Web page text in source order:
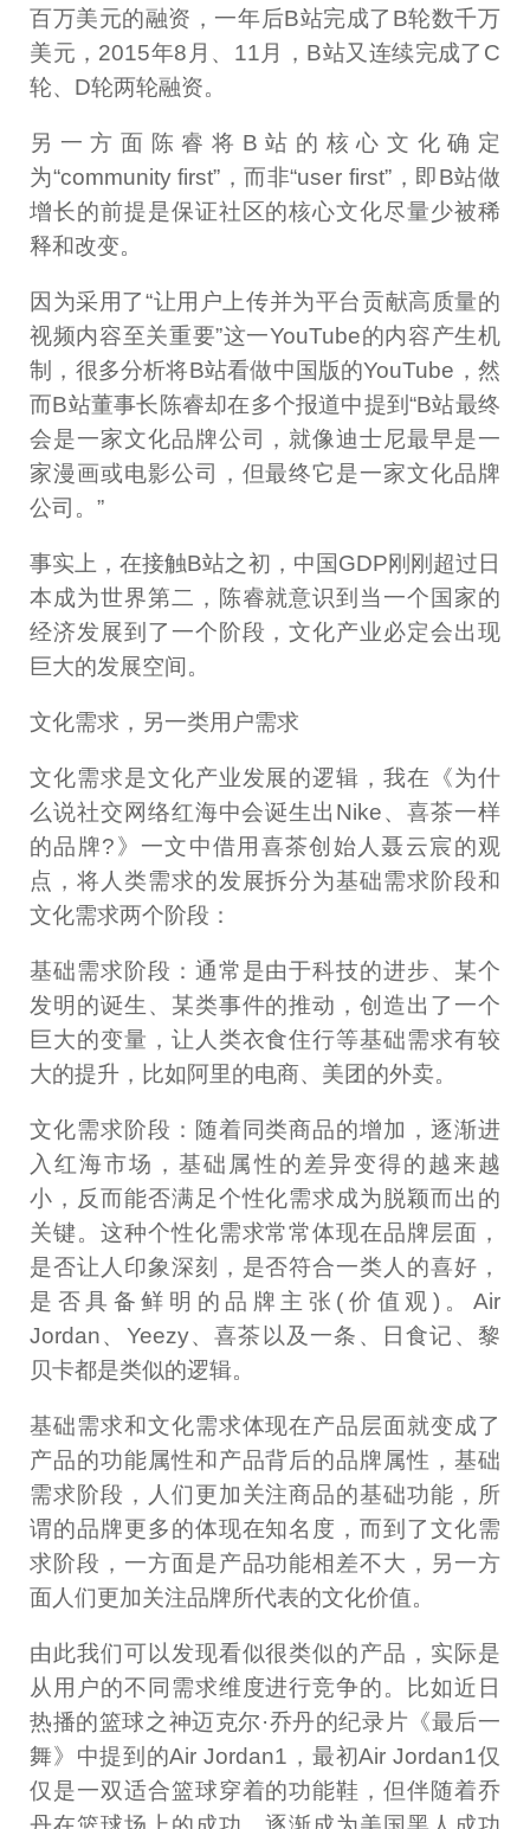
百万美元的融资，一年后B站完成了B轮数千万
美元，2015年8月、11月，B站又连续完成了C
轮、D轮两轮融资。
另一方面陈睿将B站的核心文化确定
为“community first”，而非“user first”，即B站做
增长的前提是保证社区的核心文化尽量少被稀
释和改变。
因为采用了“让用户上传并为平台贡献高质量的
视频内容至关重要”这一YouTube的内容产生机
制，很多分析将B站看做中国版的YouTube，然
而B站董事长陈睿却在多个报道中提到“B站最终
会是一家文化品牌公司，就像迪士尼最早是一
家漫画或电影公司，但最终它是一家文化品牌
公司。”
事实上，在接触B站之初，中国GDP刚刚超过日
本成为世界第二，陈睿就意识到当一个国家的
经济发展到了一个阶段，文化产业必定会出现
巨大的发展空间。
文化需求，另一类用户需求
文化需求是文化产业发展的逻辑，我在《为什
么说社交网络红海中会诞生出Nike、喜茶一样
的品牌?》一文中借用喜茶创始人聂云宸的观
点，将人类需求的发展拆分为基础需求阶段和
文化需求两个阶段：
基础需求阶段：通常是由于科技的进步、某个
发明的诞生、某类事件的推动，创造出了一个
巨大的变量，让人类衣食住行等基础需求有较
大的提升，比如阿里的电商、美团的外卖。
文化需求阶段：随着同类商品的增加，逐渐进
入红海市场，基础属性的差异变得的越来越
小，反而能否满足个性化需求成为脱颖而出的
关键。这种个性化需求常常体现在品牌层面，
是否让人印象深刻，是否符合一类人的喜好，
是否具备鲜明的品牌主张(价值观)。Air
Jordan、Yeezy、喜茶以及一条、日食记、黎
贝卡都是类似的逻辑。
基础需求和文化需求体现在产品层面就变成了
产品的功能属性和产品背后的品牌属性，基础
需求阶段，人们更加关注商品的基础功能，所
谓的品牌更多的体现在知名度，而到了文化需
求阶段，一方面是产品功能相差不大，另一方
面人们更加关注品牌所代表的文化价值。
由此我们可以发现看似很类似的产品，实际是
从用户的不同需求维度进行竞争的。比如近日
热播的篮球之神迈克尔·乔丹的纪录片《最后一
舞》中提到的Air Jordan1，最初Air Jordan1仅
仅是一双适合篮球穿着的功能鞋，但伴随着乔